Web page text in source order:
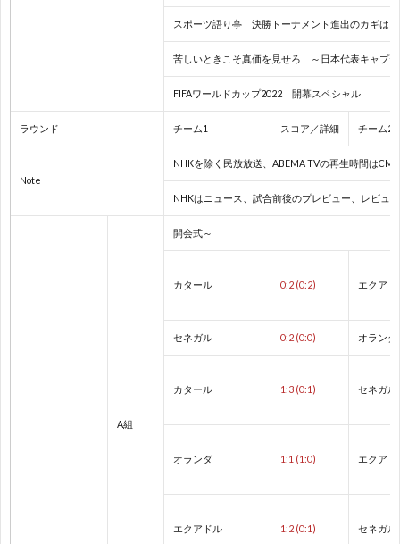
善
合
欧
選
スポーツ語り亭 決勝トーナメント進出のカギは /
苦しいときこそ真価を見せろ ～日本代表キャプ
FIFAワールドカップ2022 開幕スペシャル
ラウンド チーム1 スコア／詳細 チーム2
Note
NHKを除く民放放送、ABEMA TVの再生時間は
NHKはニュース、試合前後のプレビュー、レビュ
A組
開会式～
カタール 0:2 (0:2) エクアド
セネガル 0:2 (0:0) オランダ
カタール 1:3 (0:1) セネガル
オランダ 1:1 (1:0) エクアド
エクアドル 1:2 (0:1) セネガル